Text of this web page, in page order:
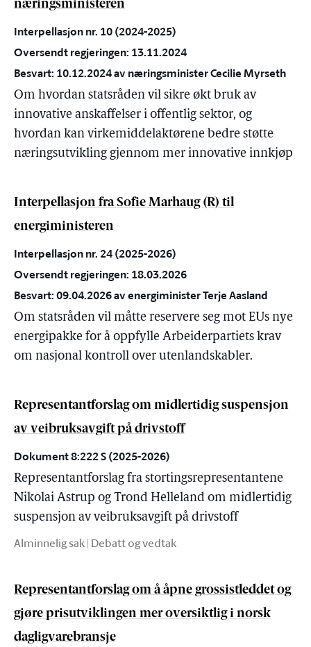
næringsministeren
Interpellasjon nr. 10 (2024-2025)
Oversendt regjeringen: 13.11.2024
Besvart: 10.12.2024 av næringsminister Cecilie Myrseth
Om hvordan statsråden vil sikre økt bruk av
innovative anskaffelser i offentlig sektor, og
hvordan kan virkemiddelaktørene bedre støtte
næringsutvikling gjennom mer innovative innkjøp
Interpellasjon fra Sofie Marhaug (R) til
energiministeren
Interpellasjon nr. 24 (2025-2026)
Oversendt regjeringen: 18.03.2026
Besvart: 09.04.2026 av energiminister Terje Aasland
Om statsråden vil måtte reservere seg mot EUs nye
energipakke for å oppfylle Arbeiderpartiets krav
om nasjonal kontroll over utenlandskabler.
Representantforslag om midlertidig suspensjon
av veibruksavgift på drivstoff
Dokument 8:222 S (2025-2026)
Representantforslag fra stortingsrepresentantene
Nikolai Astrup og Trond Helleland om midlertidig
suspensjon av veibruksavgift på drivstoff
Alminnelig sak | Debatt og vedtak
Representantforslag om å åpne grossistleddet og
gjøre prisutviklingen mer oversiktlig i norsk
dagligvarebransje